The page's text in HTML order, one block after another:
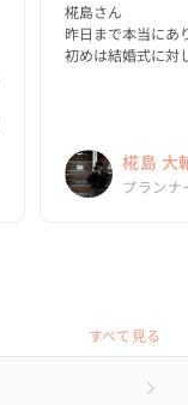
椛島さん
昨日まで本当に
初めは結婚式に対
を作れたか分かり
椛島 大
プランナ
すべて見る